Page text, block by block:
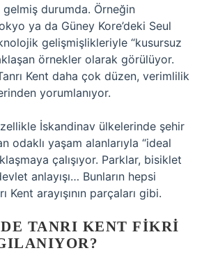
durumda. Örneğin
ya da Güney Kore’deki Seul
gelişmişlikleriyle “kusursuz
örnekler olarak görülüyor.
Kent daha çok düzen, verimlilik
yorumlanıyor.
İskandinav ülkelerinde şehir
odaklı yaşam alanlarıyla “ideal
çalışıyor. Parklar, bisiklet
anlayışı… Bunların hepsi
Kent arayışının parçaları gibi.
TANRI KENT FIKRI